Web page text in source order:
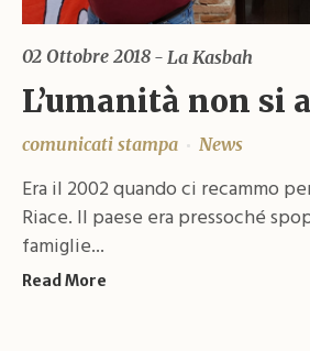
02 Ottobre 2018 La Kasbah
L’umanità non si
comunicati stampa News
Era il 2002 quando ci recammo
Riace. Il paese era pressoché
famiglie...
Read More